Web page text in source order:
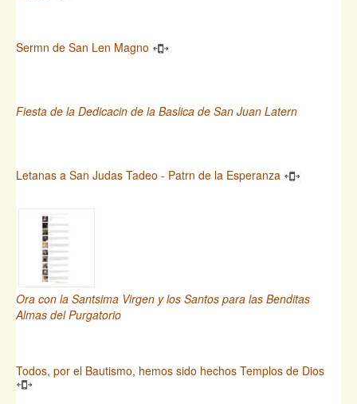
Sermn de San Len Magno
Fiesta de la Dedicacin de la Baslica de San Juan Latern
Letanas a San Judas Tadeo - Patrn de la Esperanza
Ora con la Santsima Virgen y los Santos para las Benditas
Almas del Purgatorio
Todos, por el Bautismo, hemos sido hechos Templos de Dios